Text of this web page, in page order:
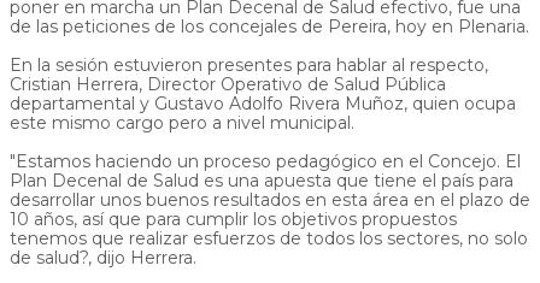
poner en marcha un Plan Decenal de Salud efectivo, fue una
de las peticiones de los concejales de Pereira, hoy en Plenaria.
En la sesión estuvieron presentes para hablar al respecto,
Cristian Herrera, Director Operativo de Salud Pública
departamental y Gustavo Adolfo Rivera Muñoz, quien ocupa
este mismo cargo pero a nivel municipal.
"Estamos haciendo un proceso pedagógico en el Concejo. El
Plan Decenal de Salud es una apuesta que tiene el país para
desarrollar unos buenos resultados en esta área en el plazo de
10 años, así que para cumplir los objetivos propuestos
tenemos que realizar esfuerzos de todos los sectores, no solo
de salud?, dijo Herrera.